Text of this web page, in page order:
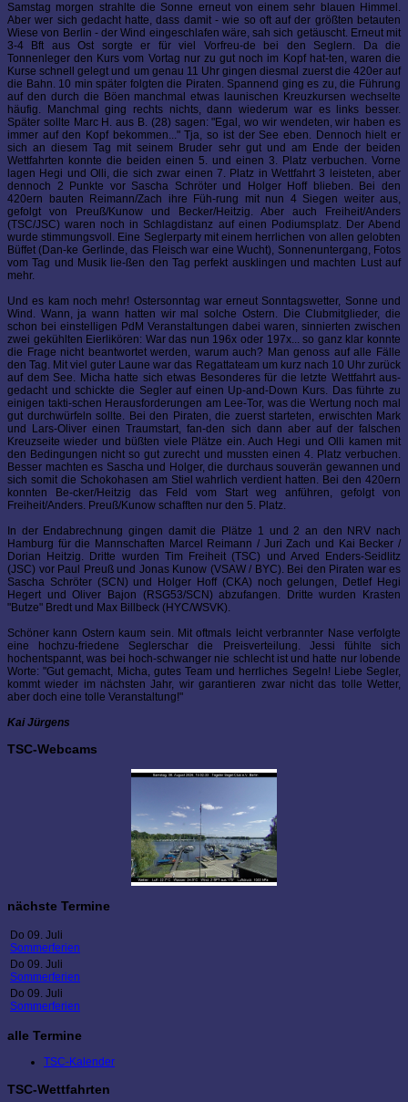
Samstag morgen strahlte die Sonne erneut von einem sehr blauen Himmel.
Aber wer sich gedacht hatte, dass damit - wie so oft auf der größten betauten
Wiese von Berlin - der Wind eingeschlafen wäre, sah sich getäuscht. Erneut mit
3-4 Bft aus Ost sorgte er für viel Vorfreu-de bei den Seglern. Da die
Tonnenleger den Kurs vom Vortag nur zu gut noch im Kopf hat-ten, waren die
Kurse schnell gelegt und um genau 11 Uhr gingen diesmal zuerst die 420er auf
die Bahn. 10 min später folgten die Piraten. Spannend ging es zu, die Führung
auf den durch die Böen manchmal etwas launischen Kreuzkursen wechselte
häufig. Manchmal ging rechts nichts, dann wiederum war es links besser.
Später sollte Marc H. aus B. (28) sagen: "Egal, wo wir wendeten, wir haben es
immer auf den Kopf bekommen..." Tja, so ist der See eben. Dennoch hielt er
sich an diesem Tag mit seinem Bruder sehr gut und am Ende der beiden
Wettfahrten konnte die beiden einen 5. und einen 3. Platz verbuchen. Vorne
lagen Hegi und Olli, die sich zwar einen 7. Platz in Wettfahrt 3 leisteten, aber
dennoch 2 Punkte vor Sascha Schröter und Holger Hoff blieben. Bei den
420ern bauten Reimann/Zach ihre Füh-rung mit nun 4 Siegen weiter aus,
gefolgt von Preuß/Kunow und Becker/Heitzig. Aber auch Freiheit/Anders
(TSC/JSC) waren noch in Schlagdistanz auf einen Podiumsplatz. Der Abend
wurde stimmungsvoll. Eine Seglerparty mit einem herrlichen von allen gelobten
Büffet (Dan-ke Gerlinde, das Fleisch war eine Wucht), Sonnenuntergang, Fotos
vom Tag und Musik lie-ßen den Tag perfekt ausklingen und machten Lust auf
mehr.
Und es kam noch mehr! Ostersonntag war erneut Sonntagswetter, Sonne und
Wind. Wann, ja wann hatten wir mal solche Ostern. Die Clubmitglieder, die
schon bei einstelligen PdM Veranstaltungen dabei waren, sinnierten zwischen
zwei gekühlten Eierlikören: War das nun 196x oder 197x... so ganz klar konnte
die Frage nicht beantwortet werden, warum auch? Man genoss auf alle Fälle
den Tag. Mit viel guter Laune war das Regattateam um kurz nach 10 Uhr zurück
auf dem See. Micha hatte sich etwas Besonderes für die letzte Wettfahrt aus-
gedacht und schickte die Segler auf einen Up-and-Down Kurs. Das führte zu
einigen takti-schen Herausforderungen am Lee-Tor, was die Wertung noch mal
gut durchwürfeln sollte. Bei den Piraten, die zuerst starteten, erwischten Mark
und Lars-Oliver einen Traumstart, fan-den sich dann aber auf der falschen
Kreuzseite wieder und büßten viele Plätze ein. Auch Hegi und Olli kamen mit
den Bedingungen nicht so gut zurecht und mussten einen 4. Platz verbuchen.
Besser machten es Sascha und Holger, die durchaus souverän gewannen und
sich somit die Schokohasen am Stiel wahrlich verdient hatten. Bei den 420ern
konnten Be-cker/Heitzig das Feld vom Start weg anführen, gefolgt von
Freiheit/Anders. Preuß/Kunow schafften nur den 5. Platz.
In der Endabrechnung gingen damit die Plätze 1 und 2 an den NRV nach
Hamburg für die Mannschaften Marcel Reimann / Juri Zach und Kai Becker /
Dorian Heitzig. Dritte wurden Tim Freiheit (TSC) und Arved Enders-Seidlitz
(JSC) vor Paul Preuß und Jonas Kunow (VSAW / BYC). Bei den Piraten war es
Sascha Schröter (SCN) und Holger Hoff (CKA) noch gelungen, Detlef Hegi
Hegert und Oliver Bajon (RSG53/SCN) abzufangen. Dritte wurden Krasten
"Butze" Bredt und Max Billbeck (HYC/WSVK).
Schöner kann Ostern kaum sein. Mit oftmals leicht verbrannter Nase verfolgte
eine hochzu-friedene Seglerschar die Preisverteilung. Jessi fühlte sich
hochentspannt, was bei hoch-schwanger nie schlecht ist und hatte nur lobende
Worte: "Gut gemacht, Micha, gutes Team und herrliches Segeln! Liebe Segler,
kommt wieder im nächsten Jahr, wir garantieren zwar nicht das tolle Wetter,
aber doch eine tolle Veranstaltung!"
Kai Jürgens
TSC-Webcams
nächste Termine
Do 09. Juli
Sommerferien
Do 09. Juli
Sommerferien
Do 09. Juli
Sommerferien
alle Termine
TSC-Kalender
TSC-Wettfahrten